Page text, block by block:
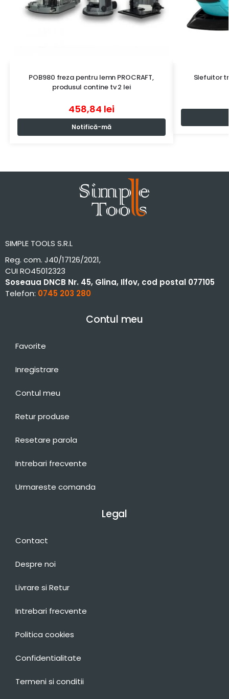
POB980 freza pentru lemn PROCRAFT,
produsul contine tv 2 lei
458,84 lei
Notifică-mă
Slefuitor
SIMPLE TOOLS S.R.L
Reg. com. J40/17126/2021,
CUI RO45012323
Soseaua DNCB Nr. 45, Glina, Ilfov, cod postal 077105
Telefon: 0745 203 280
Contul meu
Favorite
Inregistrare
Contul meu
Retur produse
Resetare parola
Intrebari frecvente
Urmareste comanda
Legal
Contact
Despre noi
Livrare si Retur
Intrebari frecvente
Politica cookies
Confidentialitate
Termeni si conditii